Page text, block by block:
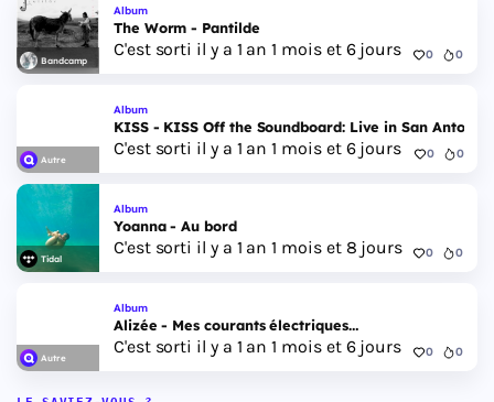
Bandcamp
Album
The Worm - Pantilde
C'est sorti il y a 1 an 1 mois et 6 jours 0 0
Autre
Album
KISS - KISS Off the Soundboard: Live in San Antonio
C'est sorti il y a 1 an 1 mois et 6 jours 0 0
Tidal
Album
Yoanna - Au bord
C'est sorti il y a 1 an 1 mois et 8 jours 0 0
Autre
Album
Alizée - Mes courants électriques…
C'est sorti il y a 1 an 1 mois et 6 jours 0 0